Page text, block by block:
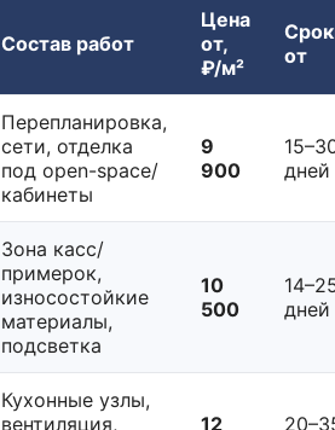
Состав работ
Цена
от,
₽/м²
от
Перепланировка,
сети, отделка
под open-space/
кабинеты
9
900
дней
Зона касс/
примерок,
износостойкие
материалы,
подсветка
10
500
дней
Кухонные узлы,
вентиляция,
12